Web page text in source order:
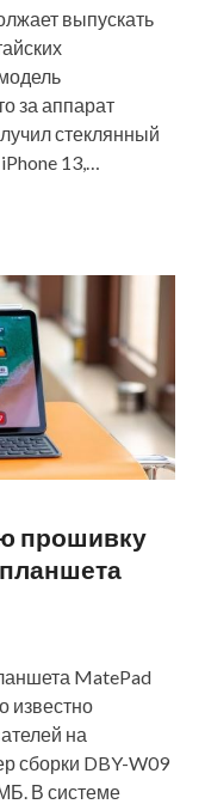
выпускать
за аппарат
стеклянный
13,…
прошивку
MatePad
известно
на
сборки DBY-W09
В системе